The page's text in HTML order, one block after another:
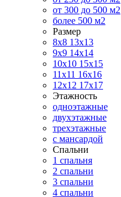
от 300 до 500 м2
более 500 м2
Размер
8х8 13х13
9х9 14х14
10х10 15х15
11x11 16х16
12х12 17х17
Этажность
одноэтажные
двухэтажные
трехэтажные
с мансардой
Спальни
1 спальня
2 спальни
3 спальни
4 спальни